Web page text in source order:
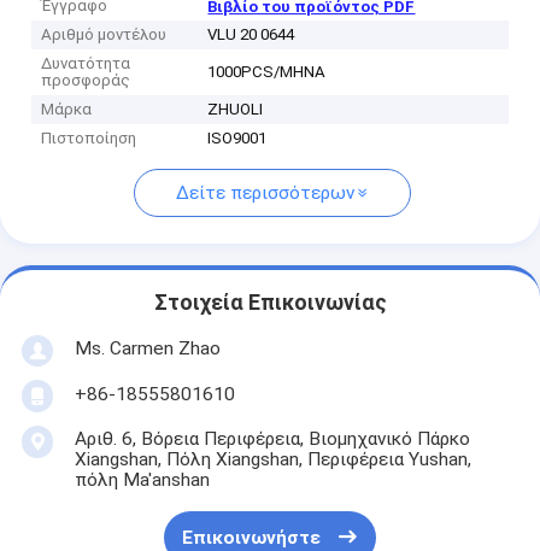
Έγγραφο
Βιβλίο του προϊόντος PDF
Αριθμό μοντέλου
VLU 20 0644
Δυνατότητα
προσφοράς
1000PCS/ΜΗΝΑ
Μάρκα
ZHUOLI
Πιστοποίηση
ISO9001
Δείτε περισσότερων
Στοιχεία Επικοινωνίας
Ms. Carmen Zhao
+86-18555801610
Αριθ. 6, Βόρεια Περιφέρεια, Βιομηχανικό Πάρκο
Xiangshan, Πόλη Xiangshan, Περιφέρεια Yushan,
πόλη Ma'anshan
Επικοινωνήστε